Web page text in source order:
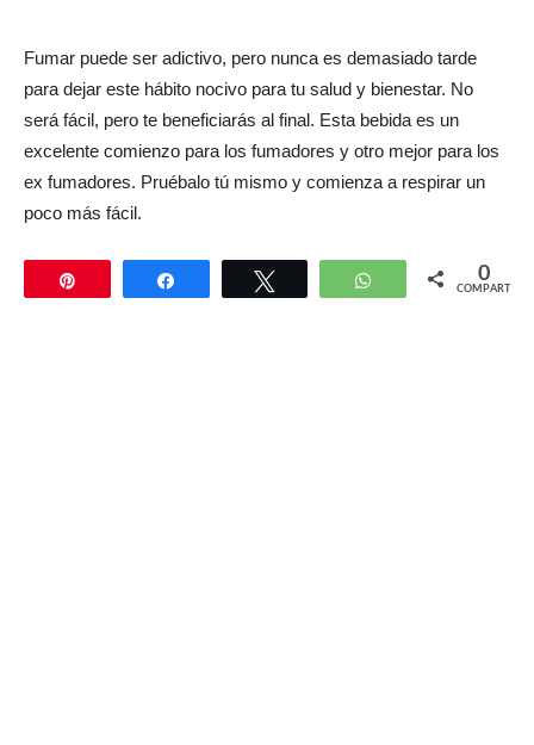
Fumar puede ser adictivo, pero nunca es demasiado tarde
para dejar este hábito nocivo para tu salud y bienestar. No
será fácil, pero te beneficiarás al final. Esta bebida es un
excelente comienzo para los fumadores y otro mejor para los
ex fumadores. Pruébalo tú mismo y comienza a respirar un
poco más fácil.
Compartir WhatsApp 0
COMPARTIR